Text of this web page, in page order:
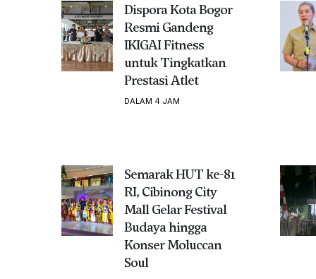
Dispora Kota Bogor
Resmi Gandeng
IKIGAI Fitness
untuk Tingkatkan
Prestasi Atlet
DALAM 4 JAM
Semarak HUT ke-81
RI, Cibinong City
Mall Gelar Festival
Budaya hingga
Konser Moluccan
Soul